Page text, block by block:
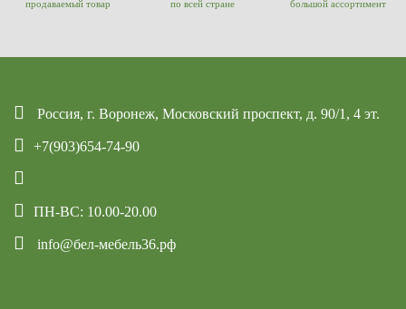
продаваемый товар
по всей стране
большой ассортимент
Россия, г. Воронеж, Московский проспект, д. 90/1, 4 эт.
+7(903)654-74-90
ПН-ВС: 10.00-20.00
info@бел-мебель36.рф